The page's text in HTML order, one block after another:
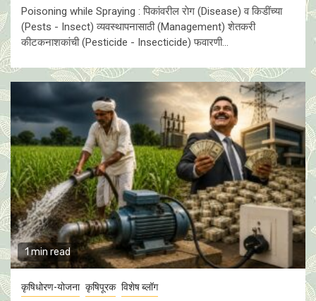
Poisoning while Spraying : पिकांवरील राेग (Disease) व किडींच्या
(Pests - Insect) व्यवस्थापनासाठी (Management) शेतकरी
कीटकनाशकांची (Pesticide - Insecticide) फवारणी...
1 min read
कृषिधोरण-योजना कृषिपूरक विशेष ब्लॉग